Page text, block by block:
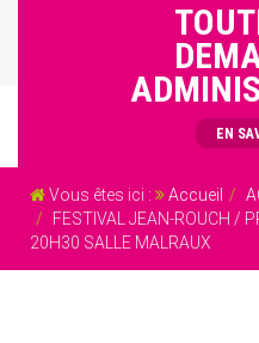
EN
Vous êtes ici : Accueil
FESTIVAL JEAN-ROUCH /
20H30 SALLE MALRAUX